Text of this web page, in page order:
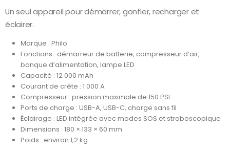
Un seul appareil pour démarrer, gonfler, recharger et
éclairer.
Marque : Philo
Fonctions : démarreur de batterie, compresseur d’air,
banque d’alimentation, lampe LED
Capacité : 12 000 mAh
Courant de crête : 1 000 A
Compresseur : pression maximale de 150 PSI
Ports de charge : USB-A, USB-C, charge sans fil
Éclairage : LED intégrée avec modes SOS et stroboscopique
Dimensions : 180 × 133 × 60 mm
Poids : environ 1,2 kg